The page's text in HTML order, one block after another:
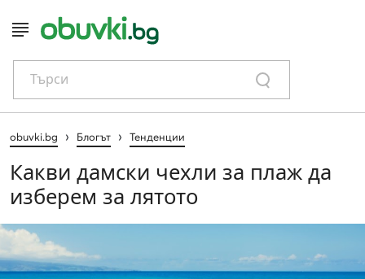
Търси
obuvki.bg › Блогът › Тенденции
Какви дамски чехли за плаж да
изберем за лятото